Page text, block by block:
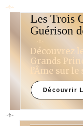
Les Trois
Guérison
Découvrez
Grands
l’Âme sur le
Découvrir